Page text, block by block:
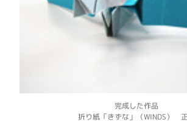
完成した作品
折り紙「きずな」（WINDS）